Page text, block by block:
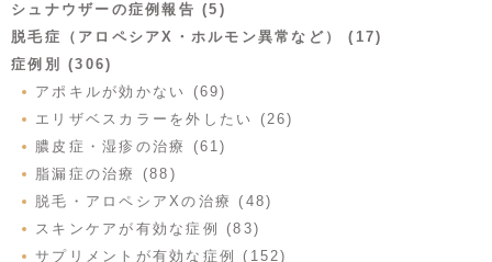
シュナウザーの症例報告 (5)
脱毛症（アロペシアX・ホルモン異常など） (17)
症例別 (306)
アポキルが効かない (69)
エリザベスカラーを外したい (26)
膿皮症・湿疹の治療 (61)
脂漏症の治療 (88)
脱毛・アロペシアXの治療 (48)
スキンケアが有効な症例 (83)
サプリメントが有効な症例 (152)